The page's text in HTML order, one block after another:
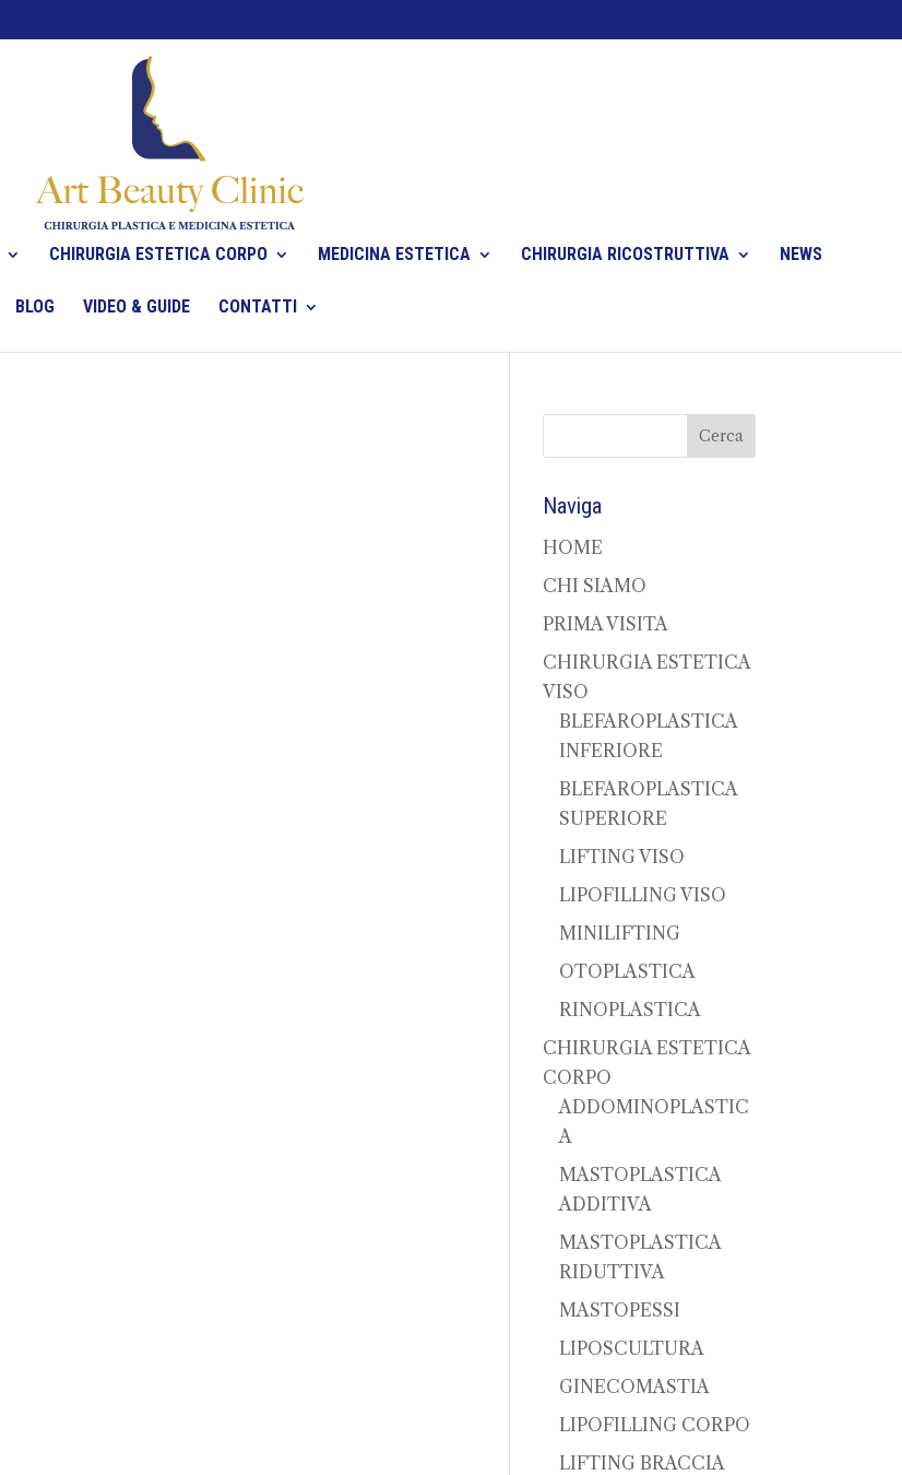
CHIRURGIA ESTETICA CORPO MEDICINA ESTETICA CHIRURGIA RICOSTRUTTIVA NEWS
BLOG VIDEO & GUIDE CONTATTI
Cerca
Naviga
HOME
CHI SIAMO
PRIMA VISITA
CHIRURGIA ESTETICA
VISO
BLEFAROPLASTICA
INFERIORE
BLEFAROPLASTICA
SUPERIORE
LIFTING VISO
LIPOFILLING VISO
MINILIFTING
OTOPLASTICA
RINOPLASTICA
CHIRURGIA ESTETICA
CORPO
ADDOMINOPLASTIC
A
MASTOPLASTICA
ADDITIVA
MASTOPLASTICA
RIDUTTIVA
MASTOPESSI
LIPOSCULTURA
GINECOMASTIA
LIPOFILLING CORPO
LIFTING BRACCIA